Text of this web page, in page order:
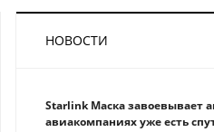
НОВОСТИ
Starlink Маска завоевывает
авиакомпаниях уже есть